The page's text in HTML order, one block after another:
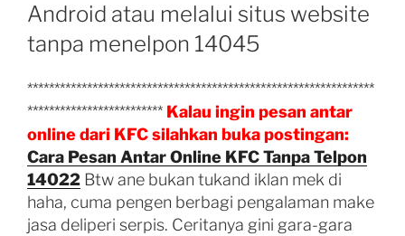
Android atau melalui situs website
tanpa menelpon 14045
****************************************************************
************************* Kalau ingin pesan antar
online dari KFC silahkan buka postingan:
Cara Pesan Antar Online KFC Tanpa Telpon
14022 Btw ane bukan tukand iklan mek di
haha, cuma pengen berbagi pengalaman make
jasa deliperi serpis. Ceritanya gini gara-gara